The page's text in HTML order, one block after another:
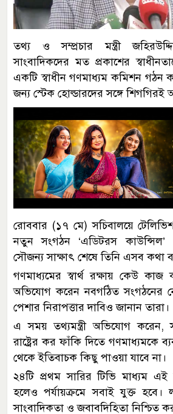
তথ্য ও সম্প্রচার মন্ত্রী
সাংবাদিকদের মত প্রকাশের
একটি স্বাধীন গণমাধ্যম কমিশন গঠন
জন্য স্টেক হোল্ডারদের সঙ্গে
রোববার (১৭ মে) সচিবালয়ে
নতুন সংগঠন ‌‘এডিটরস কাউন্সিল’
সৌজন্য সাক্ষাৎ শেষে তিনি এসব কথা
গণমাধ‍্যমের স্বার্থ রক্ষায় কেউ
অভিযোগ করেন নবগঠিত সংগঠনের
পেশার নিরাপত্তার দাবিও জানান তারা।
এ সময় তথ‍্যমন্ত্রী অভিযোগ করেন,
রাষ্ট্রের কর ফাঁকি দিতে গণমাধ্যমকে
থেকে ইতিবাচক কিছু পাওয়া যাবে না।
২৪টি প্রথম সারির টিভি মাধ্যম এই
হলেও পর্যায়ক্রমে সবাই যুক্ত হবে।
সাংবাদিকতা ও জবাবদিহিতা নিশ্চিত